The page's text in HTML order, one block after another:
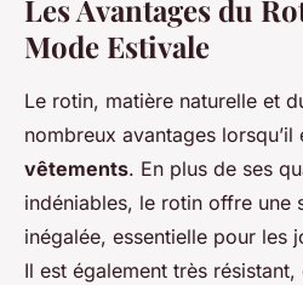
Les Avantages du
Mode Estivale
Le rotin, matière naturelle et
nombreux avantages
vêtements. En plus de ses
indéniables, le rotin offre une
inégalée, essentielle pour les
Il est également très